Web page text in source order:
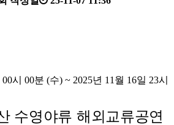
시 00분 (수) ~ 2025년 11월 16일 23시
수영야류 해외교류공연